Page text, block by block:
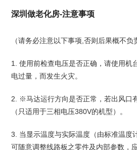
深圳做老化房-注意事项
（请务必注意以下事项,否则后果概不负
1. 使用前检查电压是否正确，请使用机
电过量，而发生火灾。
2. ※马达运行方向是否正常，若出风口
（只适用于三相电压380V的机型）。
3. 当显示温度与实际温度（由标准温度
可随意调整线路板之零件及内部参数，